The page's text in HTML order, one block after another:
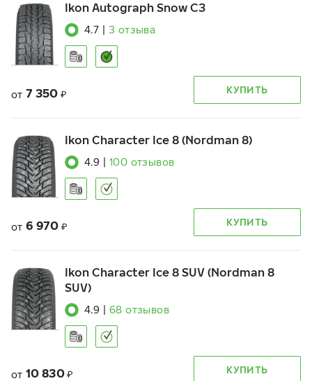
Ikon Autograph Snow C3
4.7 3 отзыва
от 7 350 ₽ КУПИТЬ
Ikon Character Ice 8 (Nordman 8)
4.9 100 отзывов
от 6 970 ₽ КУПИТЬ
Ikon Character Ice 8 SUV (Nordman 8
SUV)
4.9 68 отзывов
от 10 830 ₽ КУПИТЬ